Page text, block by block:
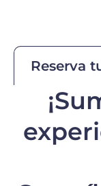
Reserva